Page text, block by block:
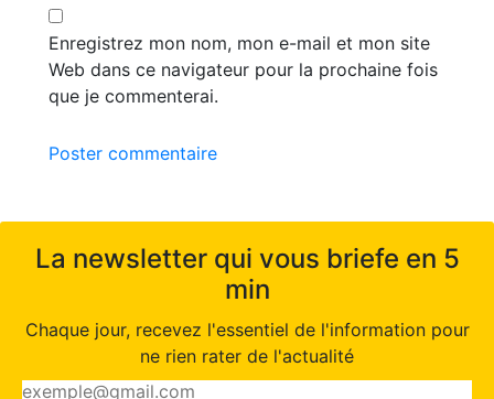
Enregistrez mon nom, mon e-mail et mon site
Web dans ce navigateur pour la prochaine fois
que je commenterai.
Poster commentaire
La newsletter qui vous briefe en 5
min
Chaque jour, recevez l'essentiel de l'information pour
ne rien rater de l'actualité